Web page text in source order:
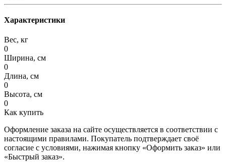
Характеристики
Вес, кг
0
Ширина, см
0
Длина, см
0
Высота, см
0
Как купить
Оформление заказа на сайте осуществляется в соответствии с
настоящими правилами. Покупатель подтверждает своё
согласие с условиями, нажимая кнопку «Оформить заказ» или
«Быстрый заказ».